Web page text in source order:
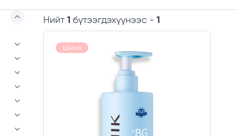
Нийт 1 бүтээгдэхүүнээс - 1
Шинэ